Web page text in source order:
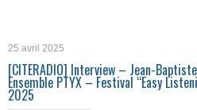
25 avril 2025
[CITERADIO] Interview – Jean-
Ensemble PTYX – Festival “Easy
2025